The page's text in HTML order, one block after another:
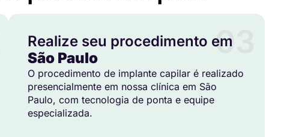
03
Realize seu procedimento em
São Paulo
O procedimento de implante capilar é realizado
presencialmente em nossa clínica em São
Paulo, com tecnologia de ponta e equipe
especializada.